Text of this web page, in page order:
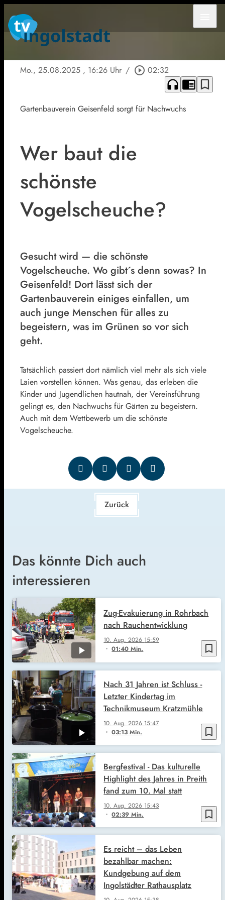
Mo., 25.08.2025 , 16:26 Uhr / play_circle_outline 02:32
headphones chrome_reader_mode bookmark_border
Gartenbauverein Geisenfeld sorgt für Nachwuchs
Wer baut die
schönste
Vogelscheuche?
Gesucht wird — die schönste
Vogelscheuche. Wo gibt´s denn sowas? In
Geisenfeld! Dort lässt sich der
Gartenbauverein einiges einfallen, um
auch junge Menschen für alles zu
begeistern, was im Grünen so vor sich
geht.
Tatsächlich passiert dort nämlich viel mehr als sich viele
Laien vorstellen können. Was genau, das erleben die
Kinder und Jugendlichen hautnah, der Vereinsführung
gelingt es, den Nachwuchs für Gärten zu begeistern.
Auch mit dem Wettbewerb um die schönste
Vogelscheuche.
Zurück
Das könnte Dich auch
interessieren
bookmark_border
10. Aug. 2026 15:59
01:40 Min.
Zug-Evakuierung in Rohrbach
nach Rauchentwicklung
bookmark_border
10. Aug. 2026 15:47
03:13 Min.
Nach 31 Jahren ist Schluss -
Letzter Kindertag im
Technikmuseum Kratzmühle
bookmark_border
10. Aug. 2026 15:43
02:39 Min.
Bergfestival - Das kulturelle
Highlight des Jahres in Preith
fand zum 10. Mal statt
Es reicht – das Leben
bezahlbar machen:
Kundgebung auf dem
Ingolstädter Rathausplatz